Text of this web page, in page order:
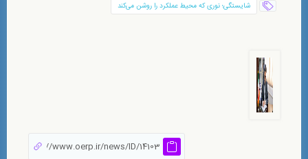
شایستگی؛ نوری که محیط عملکرد را روشن می‌کند